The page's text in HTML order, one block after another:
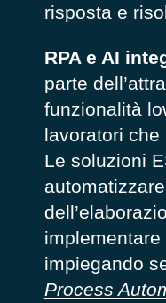
risposta e
RPA e AI
parte
funzionalità
lavoratori che
Le soluzioni
impiegando
Process